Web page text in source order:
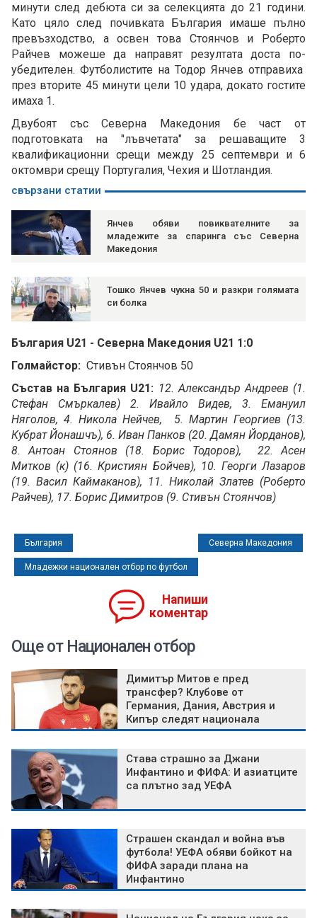
минути след дебюта си за селекцията до 21 години.
Като цяло след почивката България имаше пълно
превъзходство, а освен това Стоянчов и Роберто
Райчев можеше да направят резултата доста по-
убедителен. Футболистите на Тодор Янчев отправиха
през вторите 45 минути цели 10 удара, докато гостите
имаха 1.
Двубоят със Северна Македония бе част от
подготовката на "лъвчетата" за решаващите 3
квалификационни срещи между 25 септември и 6
октомври срещу Португалия, Чехия и Шотландия.
свързани статии
Янчев обяви повиквателните за
младежите за спаринга със Северна
Македония
Тошко Янчев чукна 50 и разкри голямата
си болка
България U21 - Северна Македония U21 1:0
Голмайстор: Стивън Стоянчов 50
Състав на България U21: 12. Александър Андреев (1.
Стефан Смъркалев) 2. Ивайло Видев, 3. Емануил
Няголов, 4. Никола Нейчев, 5. Мартин Георгиев (13.
Кубрат Йонашчъ), 6. Иван Панков (20. Дамян Йорданов),
8. Антоан Стоянов (18. Борис Тодоров), 22. Асен
Митков (к) (16. Кристиян Бойчев), 10. Георги Лазаров
(19. Васил Каймаканов), 11. Николай Златев (Роберто
Райчев), 17. Борис Димитров (9. Стивън Стоянчов)
България Северна Македония
Младежки национален отбор по футбол
Напиши
коментар
Още от Национален отбор
Димитър Митов е пред
трансфер? Клубове от
Германия, Дания, Австрия и
Кипър следят национала
Става страшно за Джани
Инфантино и ФИФА: И азиатците
са плътно зад УЕФА
Страшен скандал и война във
футбола! УЕФА обяви бойкот на
ФИФА заради плана на
Инфантино